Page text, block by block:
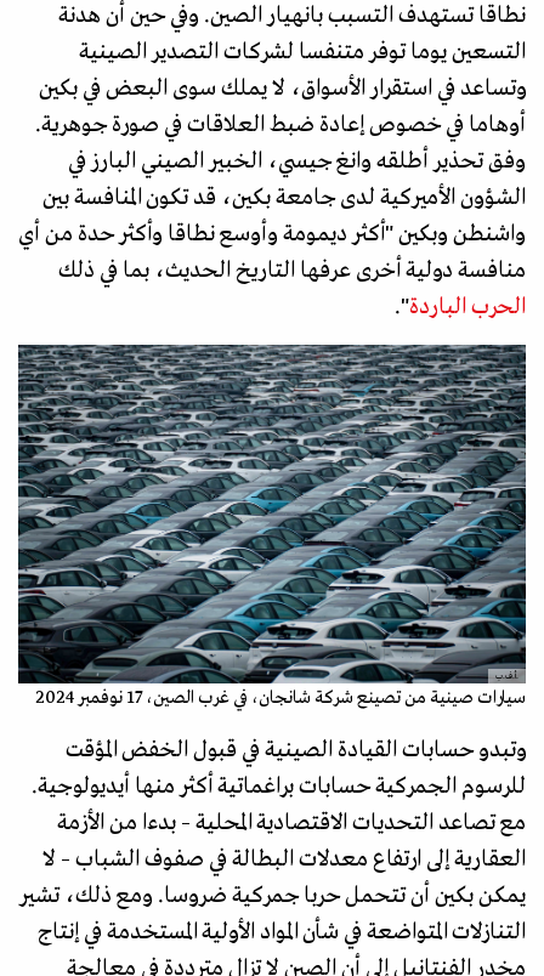
نطاقا تستهدف التسبب بانهيار الصين. وفي حين أن هدنة
التسعين يوما توفر متنفسا لشركات التصدير الصينية
وتساعد في استقرار الأسواق، لا يملك سوى البعض في بكين
أوهاما في خصوص إعادة ضبط العلاقات في صورة جوهرية.
وفق تحذير أطلقه وانغ جيسي، الخبير الصيني البارز في
الشؤون الأميركية لدى جامعة بكين، قد تكون المنافسة بين
واشنطن وبكين "أكثر ديمومة وأوسع نطاقا وأكثر حدة من أي
منافسة دولية أخرى عرفها التاريخ الحديث، بما في ذلك
الحرب الباردة".
.أ.ف.ب
سيارات صينية من تصينع شركة شانجان، في غرب الصين، 17 نوفمبر 2024
وتبدو حسابات القيادة الصينية في قبول الخفض المؤقت
للرسوم الجمركية حسابات براغماتية أكثر منها أيديولوجية.
مع تصاعد التحديات الاقتصادية المحلية – بدءا من الأزمة
العقارية إلى ارتفاع معدلات البطالة في صفوف الشباب – لا
يمكن بكين أن تتحمل حربا جمركية ضروسا. ومع ذلك، تشير
التنازلات المتواضعة في شأن المواد الأولية المستخدمة في إنتاج
مخدر الفنتانيل إلى أن الصين لا تزال مترددة في معالجة